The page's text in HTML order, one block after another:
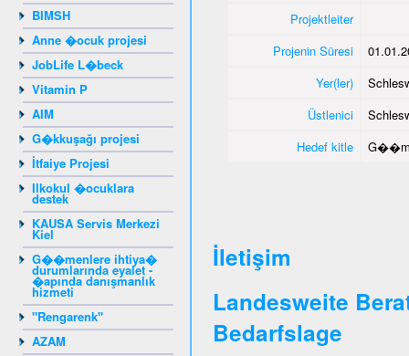
BIMSH
Anne �ocuk projesi
JobLife L�beck
Vitamin P
AIM
G�kkuşağı projesi
İtfaiye Projesi
Ilkokul �ocuklara
destek
KAUSA Servis Merkezi
Kiel
G��menlere ihtiya�
durumlarında eyalet -
�apında danışmanlık
hizmeti
"Rengarenk"
AZAM
Projektleiter
Projenin Süresi
Yer(ler)
Üstlenici
Hedef kitle
İletişim
Landesweite
Bedarfslage